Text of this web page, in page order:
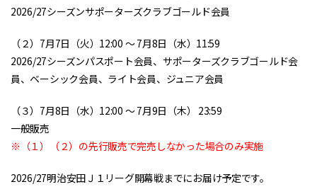
2026/27シーズンサポーターズクラブゴールド会員
（２）7月7日（火）12:00 ～ 7月8日（水）11:59
2026/27シーズンパスポート会員、サポーターズクラブゴールド会
員、ベーシック会員、ライト会員、ジュニア会員
（３）7月8日（水）12:00 〜 7月9日（木） 23:59
一般販売
※（１）（２）の先行販売で完売しなかった場合のみ実施
2026/27明治安田Ｊ１リーグ開幕戦までにお届け予定です。